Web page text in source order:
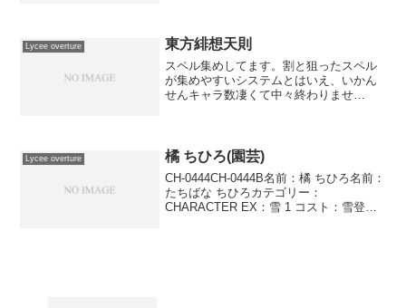
ールド上の...
Lycee overture 東方緋想天則
スペル集めしてます。割と狙ったスペル
が集めやすいシステムとはいえ、いかん
せんキャラ数凄くて中々終わりませ
早かったり威力高かったり...
Lycee overture 橘 ちひろ(園芸)
CH-0444CH-0444B名前：橘 ちひろ名前：
たちばな ちひろカテゴリー：
CHARACTER EX：雪 1 コスト：雪登場